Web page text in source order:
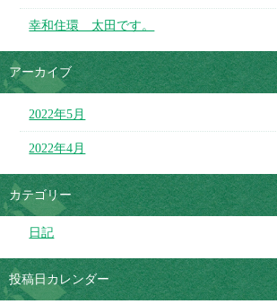
幸和住環 太田です。
アーカイブ
2022年5月
2022年4月
カテゴリー
日記
投稿日カレンダー